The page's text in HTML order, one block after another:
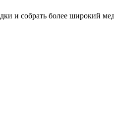
и собрать более широкий